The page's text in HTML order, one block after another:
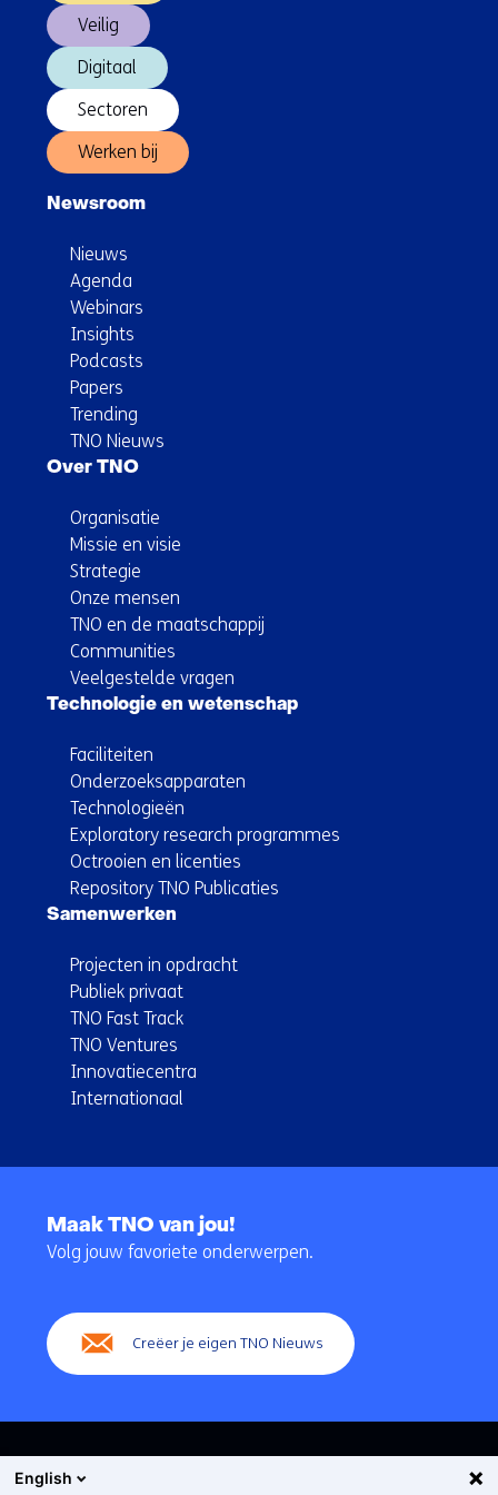
Veilig
Digitaal
Sectoren
Werken bij
Newsroom
Nieuws
Agenda
Webinars
Insights
Podcasts
Papers
Trending
TNO Nieuws
Over TNO
Organisatie
Missie en visie
Strategie
Onze mensen
TNO en de maatschappij
Communities
Veelgestelde vragen
Technologie en wetenschap
Faciliteiten
Onderzoeksapparaten
Technologieën
Exploratory research programmes
Octrooien en licenties
Repository TNO Publicaties
Samenwerken
Projecten in opdracht
Publiek privaat
TNO Fast Track
TNO Ventures
Innovatiecentra
Internationaal
navigatie
Maak TNO van jou!
Volg jouw favoriete onderwerpen.
Creëer je eigen TNO Nieuws
English